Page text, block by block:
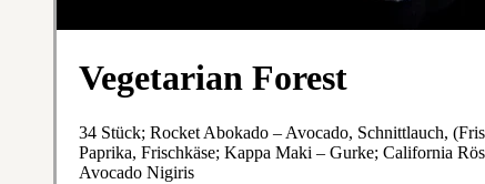
Vegetarian Forest
34 Stück; Rocket Abokado – Avocado, Schnittlauch,
Paprika, Frischkäse; Kappa Maki – Gurke; California
Avocado Nigiris